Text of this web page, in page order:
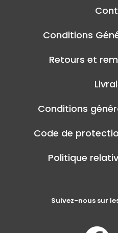
Conditions
Retours et
Conditions
Code de
Politique
Suivez-nous sur